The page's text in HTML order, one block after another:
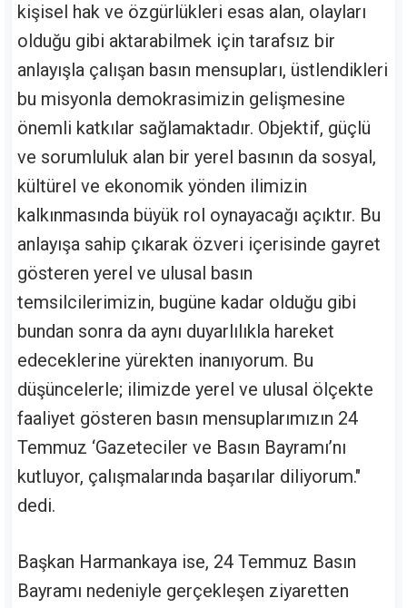
kişisel hak ve özgürlükleri esas alan, olayları
olduğu gibi aktarabilmek için tarafsız bir
anlayışla çalışan basın mensupları, üstlendikleri
bu misyonla demokrasimizin gelişmesine
önemli katkılar sağlamaktadır. Objektif, güçlü
ve sorumluluk alan bir yerel basının da sosyal,
kültürel ve ekonomik yönden ilimizin
kalkınmasında büyük rol oynayacağı açıktır. Bu
anlayışa sahip çıkarak özveri içerisinde gayret
gösteren yerel ve ulusal basın
temsilcilerimizin, bugüne kadar olduğu gibi
bundan sonra da aynı duyarlılıkla hareket
edeceklerine yürekten inanıyorum. Bu
düşüncelerle; ilimizde yerel ve ulusal ölçekte
faaliyet gösteren basın mensuplarımızın 24
Temmuz ‘Gazeteciler ve Basın Bayramı’nı
kutluyor, çalışmalarında başarılar diliyorum."
dedi.
Başkan Harmankaya ise, 24 Temmuz Basın
Bayramı nedeniyle gerçekleşen ziyaretten